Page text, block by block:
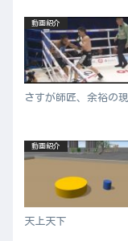
動画紹介
さすが師匠、余裕の
動画紹介
天上天下